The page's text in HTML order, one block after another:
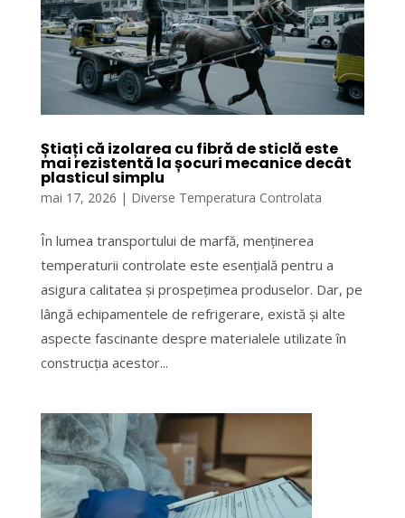
Știați că izolarea cu fibră de sticlă este
mai rezistentă la șocuri mecanice decât
plasticul simplu
mai 17, 2026 | Diverse Temperatura Controlata
În lumea transportului de marfă, menținerea
temperaturii controlate este esențială pentru a
asigura calitatea și prospețimea produselor. Dar, pe
lângă echipamentele de refrigerare, există și alte
aspecte fascinante despre materialele utilizate în
construcția acestor...